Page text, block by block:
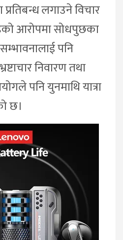
प्रतिबन्ध लगाउने विचार
आरोपमा सोधपुछका
पनि
निवारण तथा
पनि युनमाथि यात्रा
छ।